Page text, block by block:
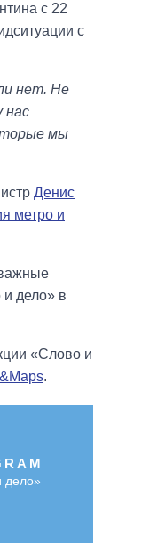
с 22
с
нет. Не
нас
мы
Денис
метро и
и дело» в
«Слово и
.
дело»